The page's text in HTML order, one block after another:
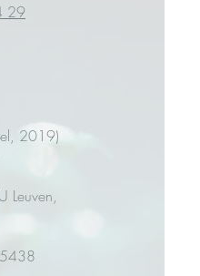
29
2019)
Leuven,